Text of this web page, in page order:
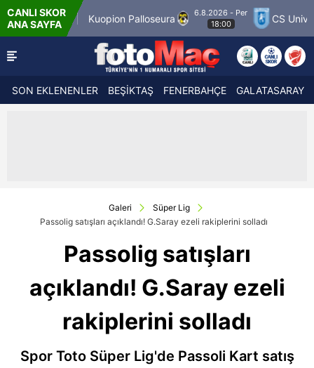
CANLI SKOR
ANA SAYFA
Kuopion Palloseura
6.8.2026 - Per
18:00
CS Universitatea Craiova
SON EKLENENLER BEŞİKTAŞ FENERBAHÇE GALATASARAY
Galeri
Süper Lig
Passolig satışları açıklandı! G.Saray ezeli rakiplerini solladı
Passolig satışları
açıklandı! G.Saray ezeli
rakiplerini solladı
Spor Toto Süper Lig'de Passoli Kart satış